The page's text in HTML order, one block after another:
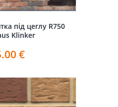
під цеглу R750
Klinker
€